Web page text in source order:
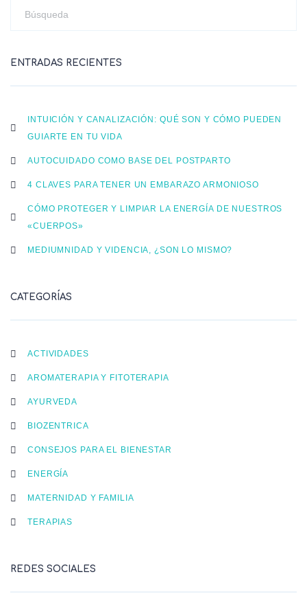
ENTRADAS RECIENTES
INTUICIÓN Y CANALIZACIÓN: QUÉ SON Y CÓMO PUEDEN
GUIARTE EN TU VIDA
AUTOCUIDADO COMO BASE DEL POSTPARTO
4 CLAVES PARA TENER UN EMBARAZO ARMONIOSO
CÓMO PROTEGER Y LIMPIAR LA ENERGÍA DE NUESTROS
«CUERPOS»
MEDIUMNIDAD Y VIDENCIA, ¿SON LO MISMO?
CATEGORÍAS
ACTIVIDADES
AROMATERAPIA Y FITOTERAPIA
AYURVEDA
BIOZENTRICA
CONSEJOS PARA EL BIENESTAR
ENERGÍA
MATERNIDAD Y FAMILIA
TERAPIAS
REDES SOCIALES